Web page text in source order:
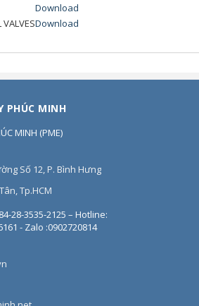
Download
VALVESDownload
PHÚC MINH
MINH (PME)
Số 12, P. Bình Hưng
Tp.HCM
28-3535-2125 – Hotline:
- Zalo :0902720814